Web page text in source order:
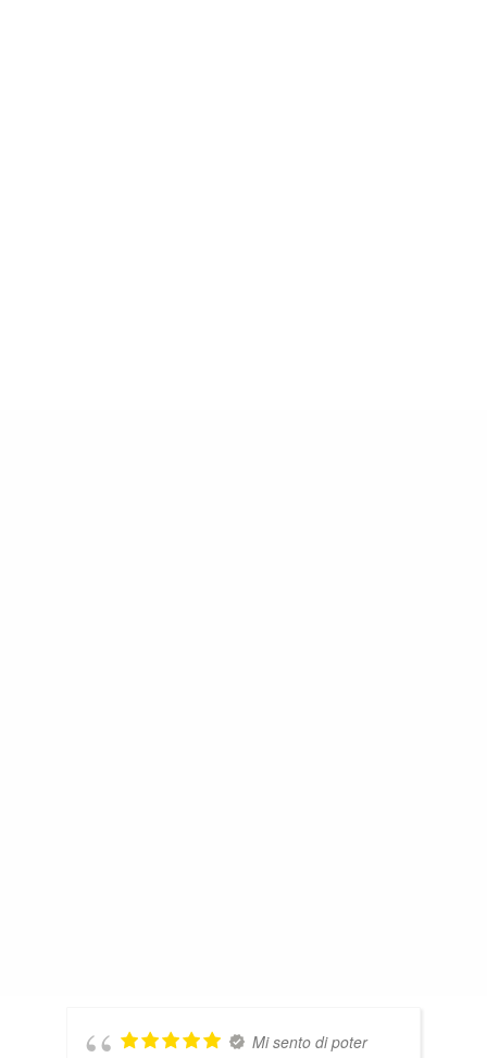
Mi sento di poter